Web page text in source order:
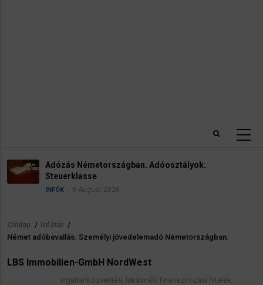
Adózás Németországban. Adóosztályok.
Steuerklasse
INFÓK 8 August 2026
Morzsa
Címlap / Infótár /
Német adóbevallás. Személyi jövedelemadó Németországban.
LBS Immobilien-GmbH NordWest
Ingatlanközvetítés, lakáscélú finanszírozási hitelek,